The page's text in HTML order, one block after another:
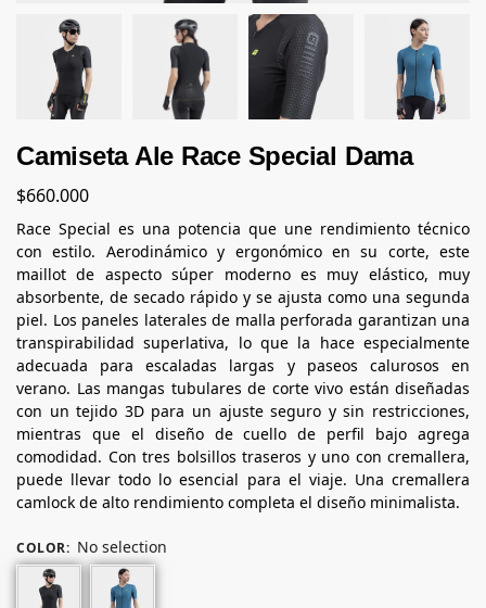
Camiseta Ale Race Special Dama
$660.000
Race Special es una potencia que une rendimiento técnico
con estilo. Aerodinámico y ergonómico en su corte, este
maillot de aspecto súper moderno es muy elástico, muy
absorbente, de secado rápido y se ajusta como una segunda
piel. Los paneles laterales de malla perforada garantizan una
transpirabilidad superlativa, lo que la hace especialmente
adecuada para escaladas largas y paseos calurosos en
verano. Las mangas tubulares de corte vivo están diseñadas
con un tejido 3D para un ajuste seguro y sin restricciones,
mientras que el diseño de cuello de perfil bajo agrega
comodidad. Con tres bolsillos traseros y uno con cremallera,
puede llevar todo lo esencial para el viaje. Una cremallera
camlock de alto rendimiento completa el diseño minimalista.
COLOR: No selection